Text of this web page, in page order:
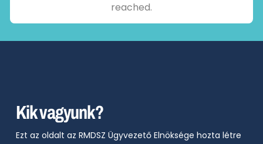
reached.
Kik vagyunk?
Ezt az oldalt az RMDSZ Ügyvezető Elnöksége hozta létre